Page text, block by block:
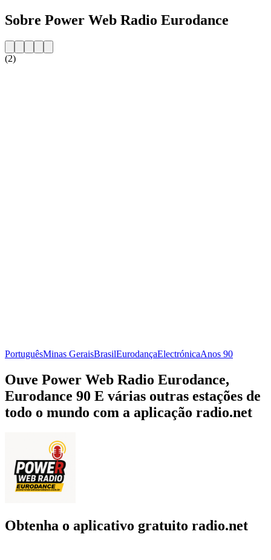
Sobre Power Web Radio Eurodance
(2)
PortuguêsMinas GeraisBrasilEurodançaElectrónicaAnos 90
Ouve Power Web Radio Eurodance,
Eurodance 90 E várias outras estações de
todo o mundo com a aplicação radio.net
Obtenha o aplicativo gratuito radio.net